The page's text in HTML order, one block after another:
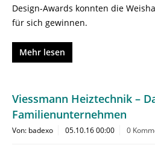
Design-Awards konnten die
für sich gewinnen.
Mehr lesen
Viessmann Heiztechnik –
Familienunternehmen
Von: badexo 05.10.16 00:00 0